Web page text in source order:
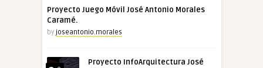
Proyecto Juego Móvil José Antonio Morales
Caramé.
by joseantonio.morales
Proyecto InfoArquitectura José